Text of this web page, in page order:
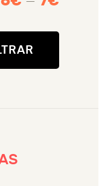
mínimo
máximo